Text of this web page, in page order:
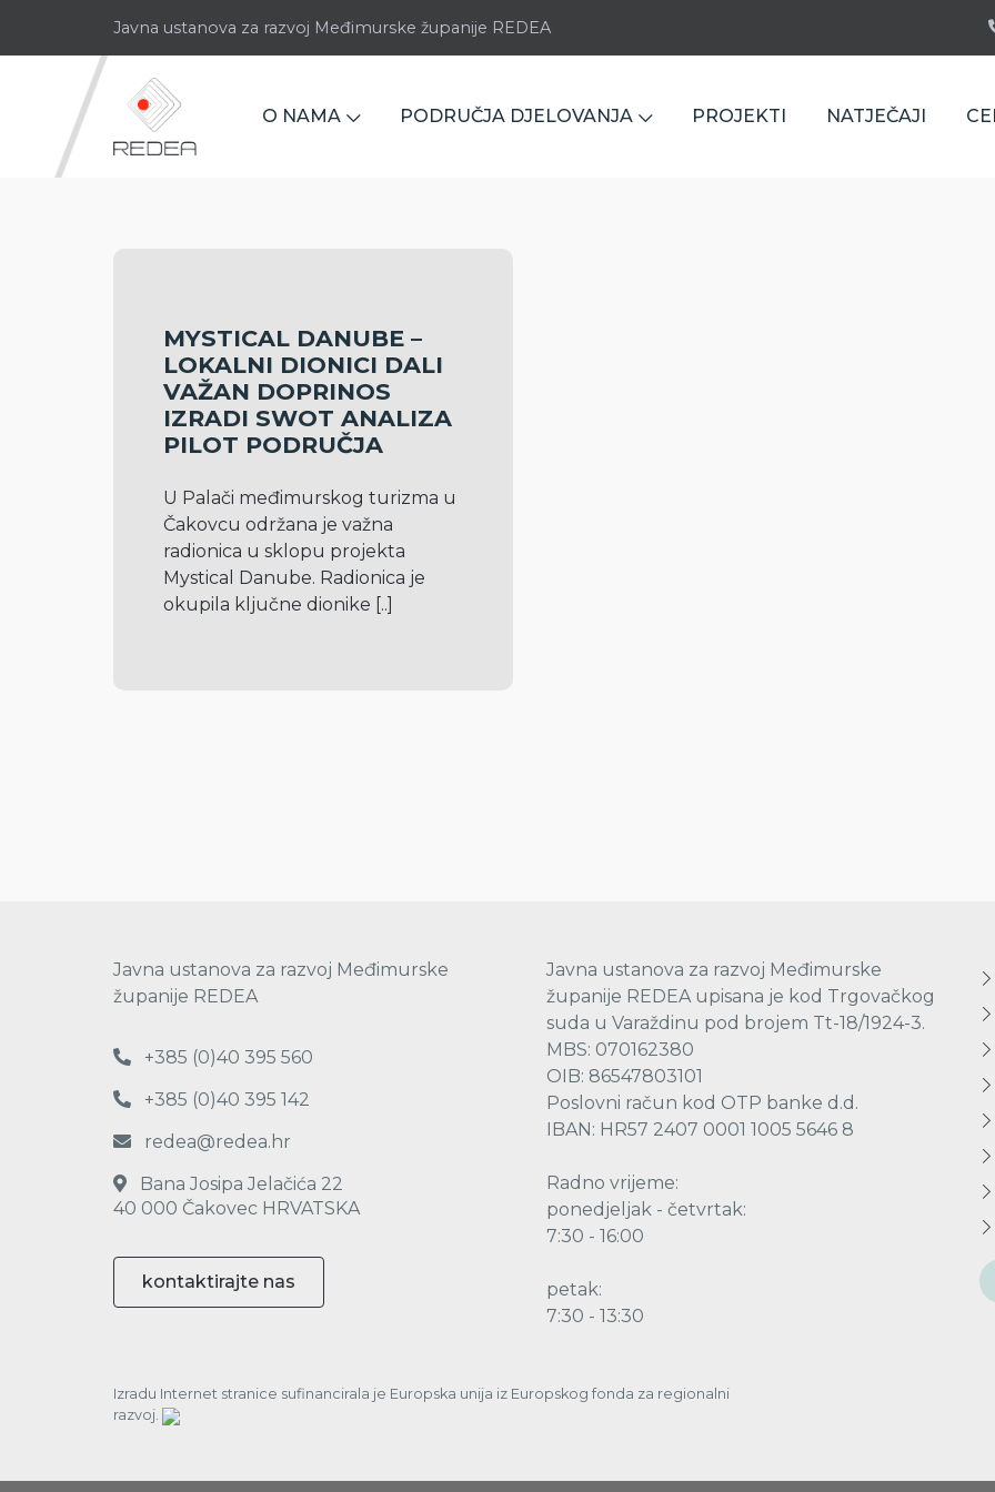
Javna ustanova za razvoj Međimurske županije REDEA
O NAMA PODRUČJA DJELOVANJA PROJEKTI NATJEČAJI
MYSTICAL DANUBE –
LOKALNI DIONICI DALI
VAŽAN DOPRINOS
IZRADI SWOT ANALIZA
PILOT PODRUČJA
U Palači međimurskog turizma u
Čakovcu održana je važna
radionica u sklopu projekta
Mystical Danube. Radionica je
okupila ključne dionike [..]
Javna ustanova za razvoj Međimurske
županije REDEA
+385 (0)40 395 560
+385 (0)40 395 142
redea@redea.hr
Bana Josipa Jelačića 22
40 000 Čakovec HRVATSKA
kontaktirajte nas
Javna ustanova za razvoj Međimurske
županije REDEA upisana je kod Trgovačkog
suda u Varaždinu pod brojem Tt-18/1924-3.
MBS: 070162380
OIB: 86547803101
Poslovni račun kod OTP banke d.d.
IBAN: HR57 2407 0001 1005 5646 8
Radno vrijeme:
ponedjeljak - četvrtak:
7:30 - 16:00
petak:
7:30 - 13:30
Izradu Internet stranice sufinancirala je Europska unija iz Europskog fonda za regionalni
razvoj.